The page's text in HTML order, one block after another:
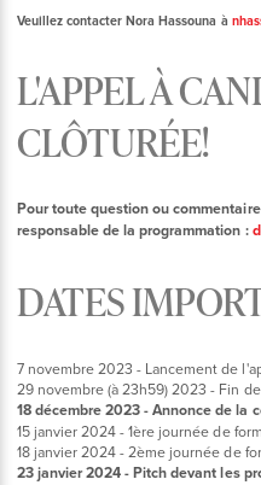
Veuillez contacter Nora Hassouna à
L'APPEL À
CLÔTURÉE!
Pour toute question ou
responsable de la programmation :
DATES
7 novembre 2023 - Lancement de
29 novembre (à 23h59) 2023 - Fin
18 décembre 2023 - Annonce de la
15 janvier 2024 - 1ère journée de
18 janvier 2024 - 2ème journée de
23 janvier 2024 - Pitch devant les